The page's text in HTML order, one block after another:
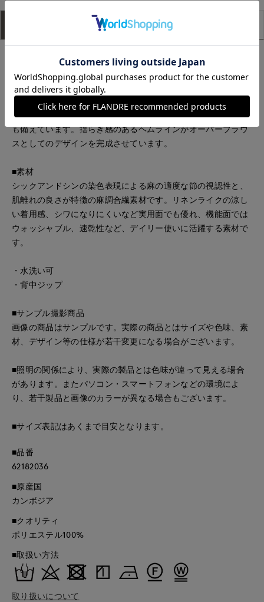
サイズ詳細
ルーズなシルエットで仕上げたプルオーバーブラウス。オーバ
ーサイズのカフスやゆったりとしたシルエットでリッチに、七
分袖にする事で軽やかに仕上げました。マチを付けたボートネ
ックはポイントでありながらインナーを見せない着心地の良さ
も備えています。揺らぎ感のあるヘムラインがオーバーブラウ
スとしてのデザインを完成させています。
■素材
シックアンドシンの染色表現による麻の適度な節の視認性と、
肌離れの良さが特徴の麻調合繊素材です。リネンライクの涼し
い着用感、シワになりにくいなど実用面でも優れ、機能面では
ウォッシャブル、速乾性など、デイリー使いに活躍する素材で
す。
・水洗い可
・背中ジップ
■サンプル撮影商品
画像の商品はサンプルです。実際の商品とはサイズや色味、素
材、デザイン等の仕様が若干変更になる場合がございます。
■照明の関係により、実際の製品とは色味が違って見える場合
があります。またパソコン・スマートフォンなどの環境によ
り、若干製品と画像のカラーが異なる場合もございます。
■サイズ表記はあくまで目安となります。
■品番
62182036
■原産国
カンボジア
■クオリティ
ポリエステル100%
■取扱い方法
取り扱いについて